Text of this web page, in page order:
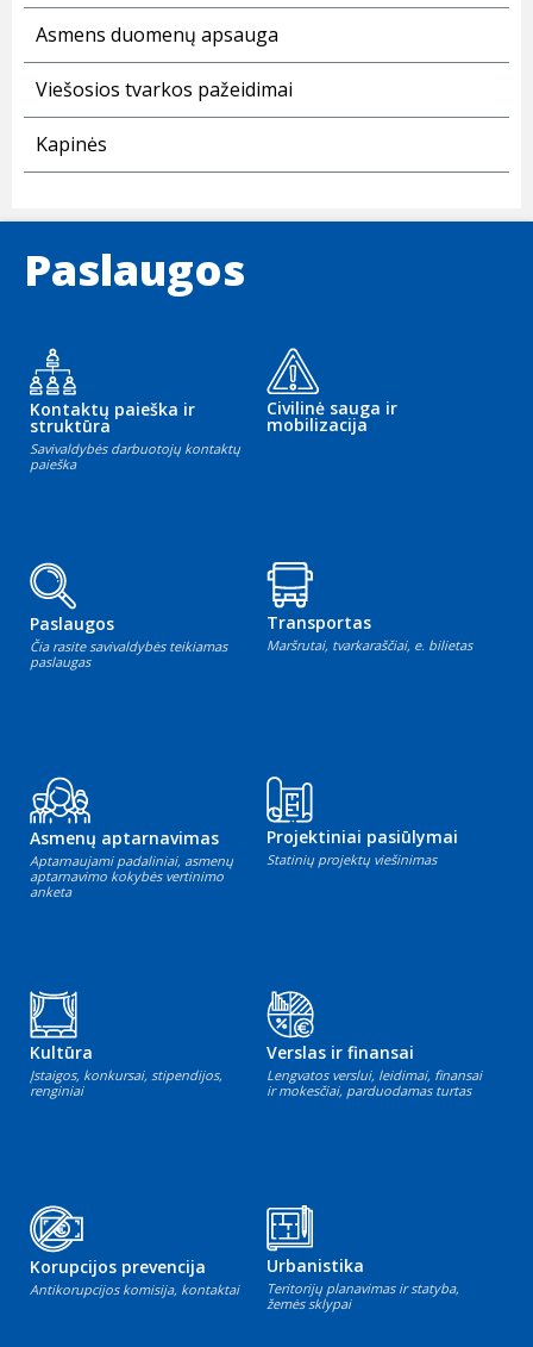
Asmens duomenų apsauga
Viešosios tvarkos pažeidimai
Kapinės
Paslaugos
Kontaktų paieška ir
struktūra
Savivaldybės darbuotojų kontaktų
paieška
Civilinė sauga ir
mobilizacija
Paslaugos
Čia rasite savivaldybės teikiamas
paslaugas
Transportas
Maršrutai, tvarkaraščiai, e. bilietas
Asmenų aptarnavimas
Aptarnaujami padaliniai, asmenų
aptarnavimo kokybės vertinimo
anketa
Projektiniai pasiūlymai
Statinių projektų viešinimas
Kultūra
Įstaigos, konkursai, stipendijos,
renginiai
Verslas ir finansai
Lengvatos verslui, leidimai, finansai
ir mokesčiai, parduodamas turtas
Korupcijos prevencija
Antikorupcijos komisija, kontaktai
Urbanistika
Teritorijų planavimas ir statyba,
žemės sklypai